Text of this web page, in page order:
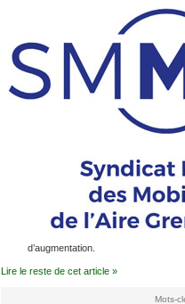
d’augmentation.
Lire le reste de cet article »
Mots-